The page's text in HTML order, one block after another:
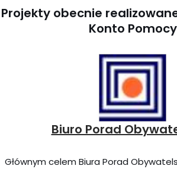
Projekty obecnie
Konto Pomocy
Biuro Porad
Głównym celem Biura Porad